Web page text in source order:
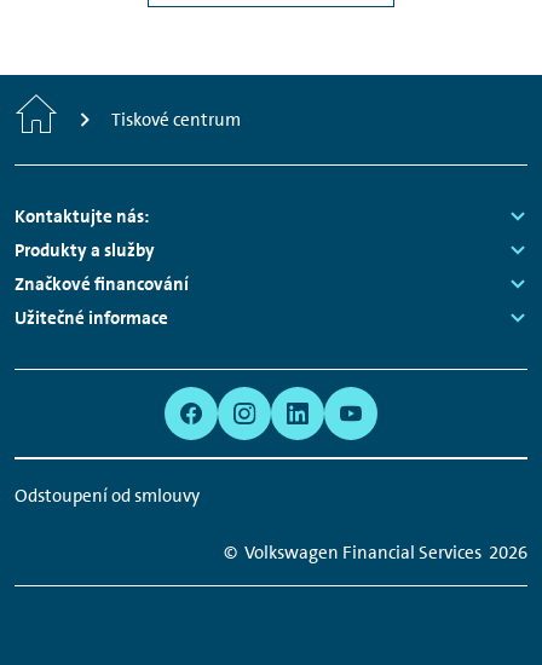
Home Tiskové centrum
Footer
Navigation
Kontaktujte nás:
Links:
Produkty a služby
Links:
Značkové financování
Links:
Užitečné informace
Odstoupení od smlouvy
Links
© Volkswagen Financial Services 2026